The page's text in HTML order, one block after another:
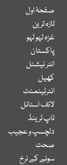
صفحۂ اول
تازہ ترین
غزہ لہو لہو
پاکستان
انٹر نیشنل
کھیل
انٹرٹینمنٹ
لائف اسٹائل
ٹاپ ٹرینڈ
دلچسپ و عجیب
صحت
سونے کے نرخ